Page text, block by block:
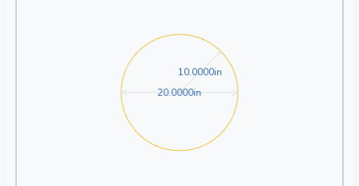
10.0000in10.0000in
20.0000in20.0000in